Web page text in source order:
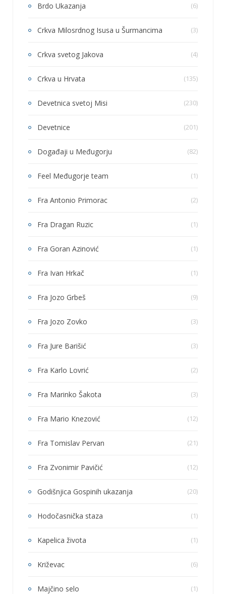
Brdo Ukazanja (6)
Crkva Milosrdnog Isusa u Šurmancima (3)
Crkva svetog Jakova (4)
Crkva u Hrvata (135)
Devetnica svetoj Misi (230)
Devetnice (201)
Događaji u Međugorju (82)
Feel Međugorje team (1)
Fra Antonio Primorac (2)
Fra Dragan Ruzic (1)
Fra Goran Azinović (1)
Fra Ivan Hrkač (1)
Fra Jozo Grbeš (9)
Fra Jozo Zovko (3)
Fra Jure Barišić (3)
Fra Karlo Lovrić (2)
Fra Marinko Šakota (3)
Fra Mario Knezović (12)
Fra Tomislav Pervan (21)
Fra Zvonimir Pavičić (12)
Godišnjica Gospinih ukazanja (20)
Hodočasnička staza (1)
Kapelica života (1)
Križevac (6)
Majčino selo (1)